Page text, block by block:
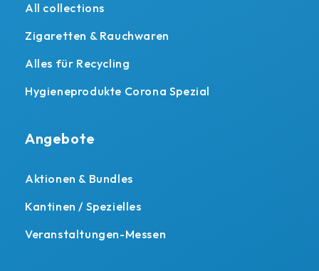
All collections
Zigaretten & Rauchwaren
Alles für Recycling
Hygieneprodukte Corona Spezial
Angebote
Aktionen & Bundles
Kantinen / Spezielles
Veranstaltungen-Messen